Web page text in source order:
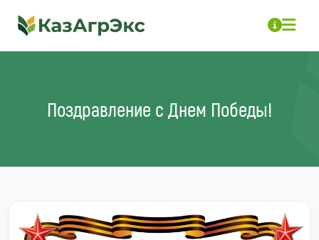
Поздравление с Днем Победы!